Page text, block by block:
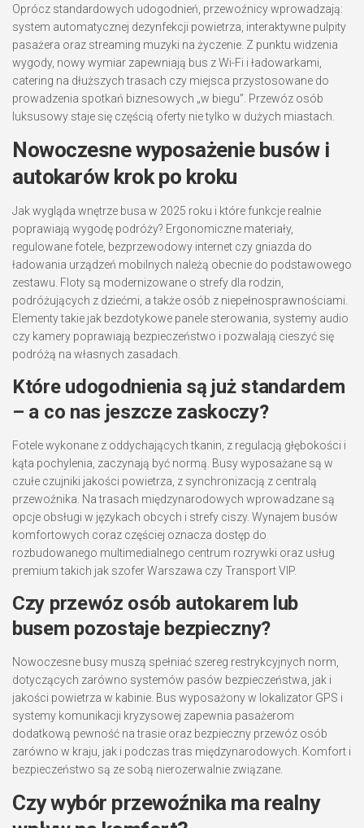
Oprócz standardowych udogodnień, przewoźnicy wprowadzają:
system automatycznej dezynfekcji powietrza, interaktywne pulpity
pasażera oraz streaming muzyki na życzenie. Z punktu widzenia
wygody, nowy wymiar zapewniają bus z Wi-Fi i ładowarkami,
catering na dłuższych trasach czy miejsca przystosowane do
prowadzenia spotkań biznesowych „w biegu”. Przewóz osób
luksusowy staje się częścią oferty nie tylko w dużych miastach.
Nowoczesne wyposażenie busów i
autokarów krok po kroku
Jak wygląda wnętrze busa w 2025 roku i które funkcje realnie
poprawiają wygodę podróży? Ergonomiczne materiały,
regulowane fotele, bezprzewodowy internet czy gniazda do
ładowania urządzeń mobilnych należą obecnie do podstawowego
zestawu. Floty są modernizowane o strefy dla rodzin,
podróżujących z dziećmi, a także osób z niepełnosprawnościami.
Elementy takie jak bezdotykowe panele sterowania, systemy audio
czy kamery poprawiają bezpieczeństwo i pozwalają cieszyć się
podróżą na własnych zasadach.
Które udogodnienia są już standardem
– a co nas jeszcze zaskoczy?
Fotele wykonane z oddychających tkanin, z regulacją głębokości i
kąta pochylenia, zaczynają być normą. Busy wyposażane są w
czułe czujniki jakości powietrza, z synchronizacją z centralą
przewoźnika. Na trasach międzynarodowych wprowadzane są
opcje obsługi w językach obcych i strefy ciszy. Wynajem busów
komfortowych coraz częściej oznacza dostęp do
rozbudowanego multimedialnego centrum rozrywki oraz usług
premium takich jak szofer Warszawa czy Transport VIP.
Czy przewóz osób autokarem lub
busem pozostaje bezpieczny?
Nowoczesne busy muszą spełniać szereg restrykcyjnych norm,
dotyczących zarówno systemów pasów bezpieczeństwa, jak i
jakości powietrza w kabinie. Bus wyposażony w lokalizator GPS i
systemy komunikacji kryzysowej zapewnia pasażerom
dodatkową pewność na trasie oraz bezpieczny przewóz osób
zarówno w kraju, jak i podczas tras międzynarodowych. Komfort i
bezpieczeństwo są ze sobą nierozerwalnie związane.
Czy wybór przewoźnika ma realny